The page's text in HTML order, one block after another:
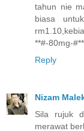
tahun nie
biasa
**#-80mg-#**
Reply
Nizam
Sila rujuk
merawat